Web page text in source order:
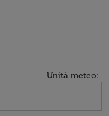
Unità meteo: